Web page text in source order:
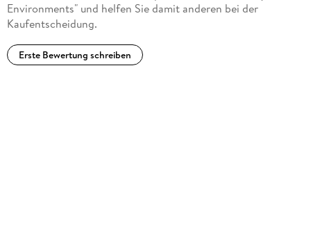
Environments" und helfen Sie damit anderen bei der
Kaufentscheidung.
Erste Bewertung schreiben